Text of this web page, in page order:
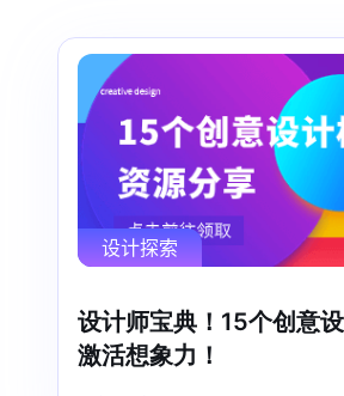
设计探索
设计师宝典！15个创意设
激活想象力！